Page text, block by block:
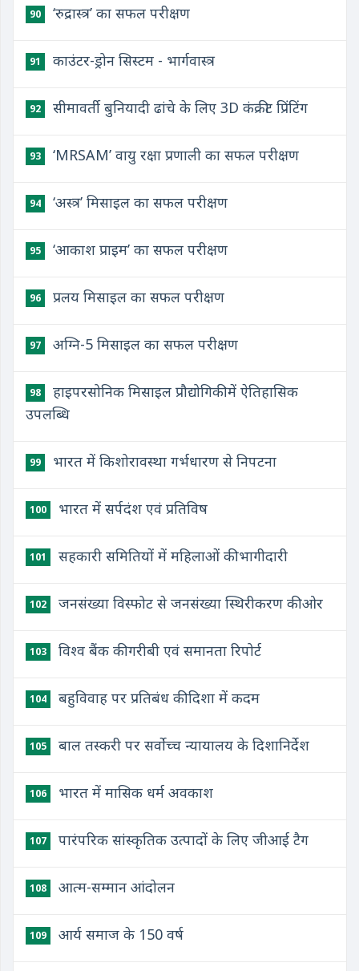
90 ‘रुद्रास्त्र’ का सफल परीक्षण
91 काउंटर-ड्रोन सिस्टम - भार्गवास्त्र
92 सीमावर्ती बुनियादी ढांचे के लिए 3D कंक्रीट प्रिंटिंग
93 ‘MRSAM’ वायु रक्षा प्रणाली का सफल परीक्षण
94 ‘अस्त्र’ मिसाइल का सफल परीक्षण
95 ‘आकाश प्राइम’ का सफल परीक्षण
96 प्रलय मिसाइल का सफल परीक्षण
97 अग्नि-5 मिसाइल का सफल परीक्षण
98
हाइपरसोनिक मिसाइल प्रौद्योगिकी में ऐतिहासिक
उपलब्धि
99 भारत में किशोरावस्था गर्भधारण से निपटना
100 भारत में सर्पदंश एवं प्रतिविष
101 सहकारी समितियों में महिलाओं की भागीदारी
102 जनसंख्या विस्फोट से जनसंख्या स्थिरीकरण की ओर
103 विश्व बैंक की गरीबी एवं समानता रिपोर्ट
104 बहुविवाह पर प्रतिबंध की दिशा में कदम
105 बाल तस्करी पर सर्वोच्च न्यायालय के दिशानिर्देश
106 भारत में मासिक धर्म अवकाश
107 पारंपरिक सांस्कृतिक उत्पादों के लिए जीआई टैग
108 आत्म-सम्मान आंदोलन
109 आर्य समाज के 150 वर्ष